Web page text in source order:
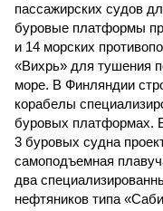
пассажирских судов
буровые платформы
и 14 морских
«Вихрь» для тушения
море. В Финляндии
корабелы
буровых платформах.
3 буровых судна
самоподъемная
два
нефтяников типа